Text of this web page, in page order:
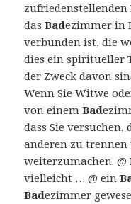
zufriedenstellenden
dasBadezimmer in
verbunden ist, die
dies ein spiritueller
der Zweck davon
Wenn Sie Witwe
von einemBad
dass Sie
anderen zu
weiterzumachen.
vielleicht … @ ein
Badezimmer